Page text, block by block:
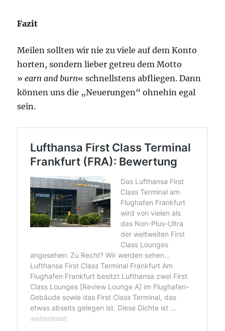
Fazit
Meilen sollten wir nie zu viele auf dem Konto
horten, sondern lieber getreu dem Motto
»earn and burn« schnellstens abfliegen. Dann
können uns die „Neuerungen“ ohnehin egal
sein.